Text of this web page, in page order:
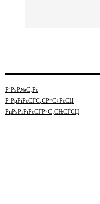
Р’РѕР№С‚Рё
Р РµРіРёСЃС‚СР°С†РёСЏ
РџРѕРґРїРёСЃР°С‚СЊСЃСЏ